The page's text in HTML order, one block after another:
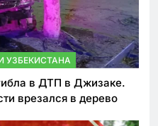
УЗБЕКИСТАНА
в ДТП в Джизаке.
врезался в дерево